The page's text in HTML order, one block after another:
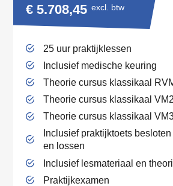
€ 5.708,45 excl. btw
25 uur praktijklessen
Inclusief medische keuring
Theorie cursus klassikaal
Theorie cursus klassikaal
Theorie cursus klassikaal
Inclusief praktijktoets
en lossen
Inclusief lesmateriaal en
Praktijkexamen